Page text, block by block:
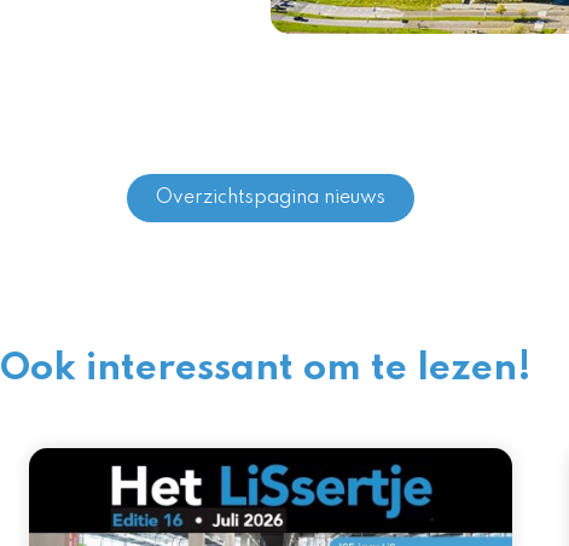
Overzichtspagina nieuws
Ook interessant om te lezen!